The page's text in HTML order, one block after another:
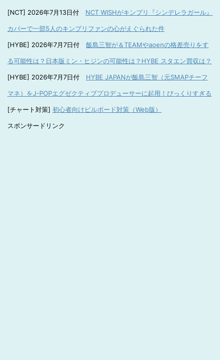
[NCT] 2026年7月13日付 NCT WISHがキンプリ『シンデレラガール』
カバーで一部5人のキンプリファンの心がえぐられた件
[HYBE] 2026年7月7日付 飯島三智が＆TEAMやaoenの格差売りをす
る可能性は？日本版ミン・ヒジンの可能性は？HYBE スタエン買収は？
[HYBE] 2026年7月7日付 HYBE JAPANが飯島三智（元SMAPチーフ
マネ）をJ-POPエグゼクティブプロデューサーに起用！びっくりすぎる
[チャート対策] 初心者向けビルボード対策（Web版）
スポンサードリンク